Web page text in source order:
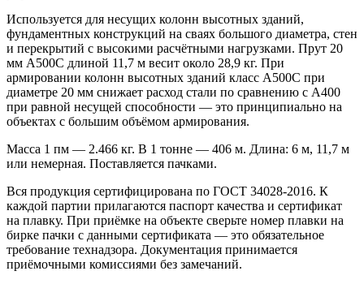
Используется для несущих колонн высотных зданий,
фундаментных конструкций на сваях большого диаметра, стен
и перекрытий с высокими расчётными нагрузками. Прут 20
мм А500С длиной 11,7 м весит около 28,9 кг. При
армировании колонн высотных зданий класс А500С при
диаметре 20 мм снижает расход стали по сравнению с А400
при равной несущей способности — это принципиально на
объектах с большим объёмом армирования.
Масса 1 пм — 2.466 кг. В 1 тонне — 406 м. Длина: 6 м, 11,7 м
или немерная. Поставляется пачками.
Вся продукция сертифицирована по ГОСТ 34028-2016. К
каждой партии прилагаются паспорт качества и сертификат
на плавку. При приёмке на объекте сверьте номер плавки на
бирке пачки с данными сертификата — это обязательное
требование технадзора. Документация принимается
приёмочными комиссиями без замечаний.